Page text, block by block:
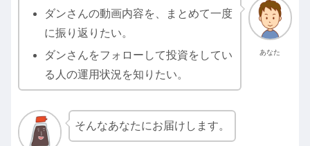
あなた
ダンさんの動画内容を、まとめて一度
に振り返りたい。
ダンさんをフォローして投資をしてい
る人の運用状況を知りたい。
そんなあなたにお届けします。